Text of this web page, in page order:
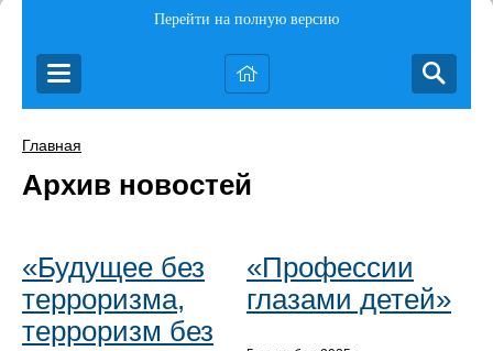
Перейти на полную версию
Главная
Архив новостей
«Будущее без
терроризма,
терроризм без
«Профессии
глазами детей»